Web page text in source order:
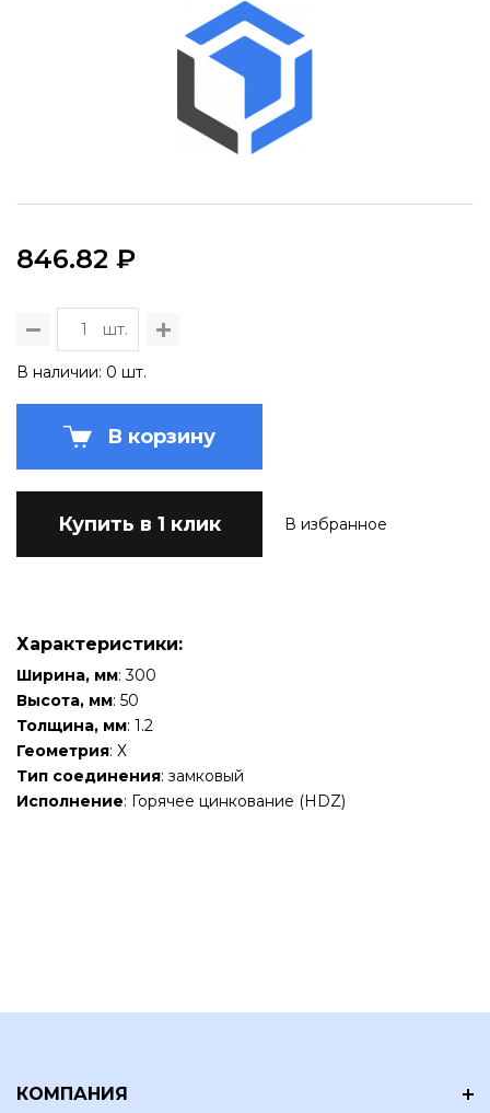
846.82 ₽
шт.
В наличии: 0 шт.
В корзину
Купить в 1 клик В избранное
Характеристики:
Ширина, мм: 300
Высота, мм: 50
Толщина, мм: 1.2
Геометрия: Х
Тип соединения: замковый
Исполнение: Горячее цинкование (HDZ)
КОМПАНИЯ